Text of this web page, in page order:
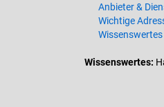
Anbieter &
Wichtige
Wissenswertes: